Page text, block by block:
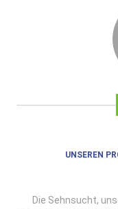
UNSEREN
Die Sehnsucht,